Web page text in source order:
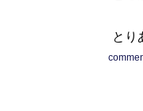
とり